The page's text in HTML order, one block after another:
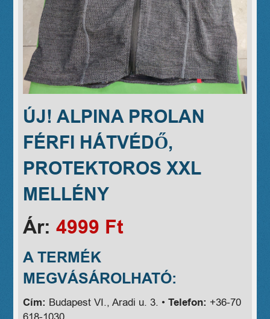
ÚJ! ALPINA PROLAN
FÉRFI HÁTVÉDŐ,
PROTEKTOROS XXL
MELLÉNY
Ár:4999 Ft
A TERMÉK
MEGVÁSÁROLHATÓ:
Cím: Budapest VI., Aradi u. 3. •Telefon: +36-70